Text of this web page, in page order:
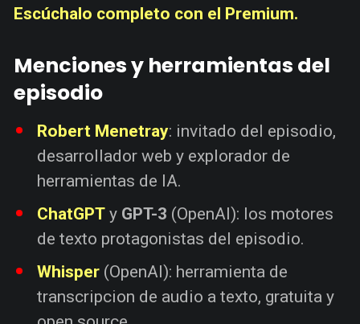
Escúchalo completo con el Premium.
Menciones y herramientas del
episodio
Robert Menetray: invitado del episodio,
desarrollador web y explorador de
herramientas de IA.
ChatGPT y GPT-3 (OpenAI): los motores
de texto protagonistas del episodio.
Whisper (OpenAI): herramienta de
transcripcion de audio a texto, gratuita y